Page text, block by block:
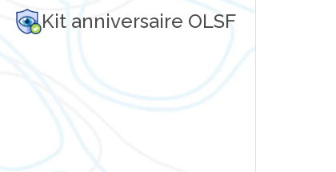
Kit anniversaire OLSF